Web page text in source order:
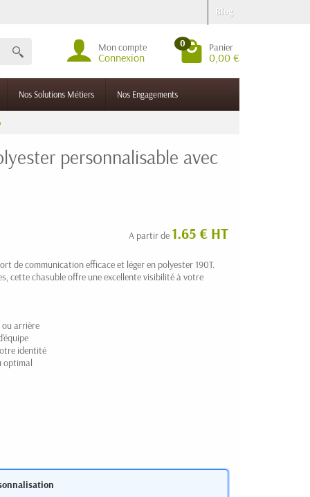
Blog
Mon compte
Connexion
0 Panier
0,00 €
Nos Solutions Métiers Nos Engagements
personnalisable avec
A partir de 1.65 € HT
de communication efficace et léger en polyester 190T.
cette chasuble offre une excellente visibilité à votre
ou arrière
identité
optimal